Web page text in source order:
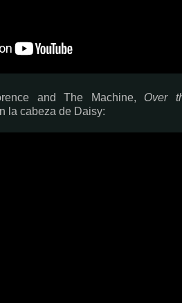
and The Machine, Over
la cabeza de Daisy: